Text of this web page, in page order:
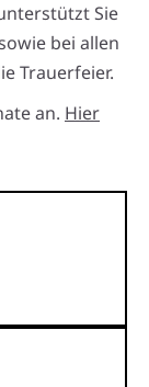
Sie
bei allen
Trauerfeier.
an. Hier